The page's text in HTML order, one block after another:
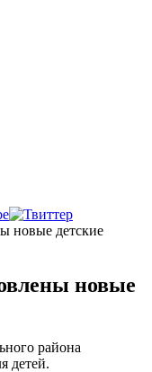
новые детские
новые
района
детей.